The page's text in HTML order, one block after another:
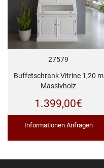
27579
Buffetschrank Vitrine 1,20 m
Massivholz
1.399,00€
Informationen Anfragen